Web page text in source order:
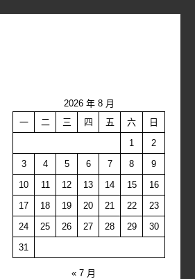
2026 年 8 月
一
二 三 四 五 六
日
1
2
3
4 5 6 7 8
9
10
11 12 13 14 15
16
17
18 19 20 21 22
23
24
25 26 27 28 29
30
31
« 7 月